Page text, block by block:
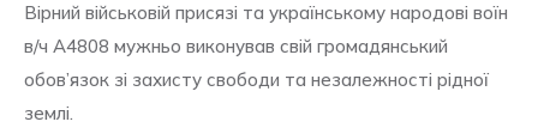
Вірний військовій присязі та українському народові воїн
в/ч А4808 мужньо виконував свій громадянський
обов’язок зі захисту свободи та незалежності рідної
землі.